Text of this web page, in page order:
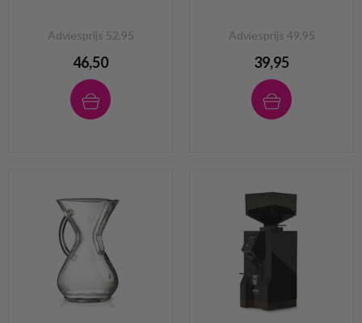
Adviesprijs 52,95
46,50
Adviesprijs 49,95
39,95